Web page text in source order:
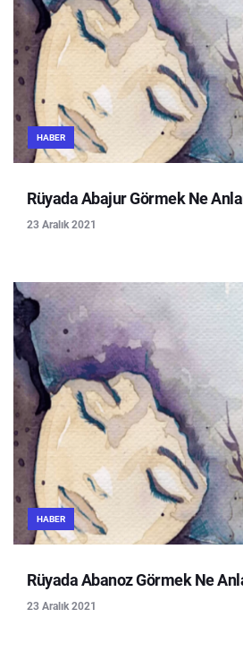
HABER
Rüyada Abajur Görmek Ne
23 Aralık 2021
HABER
Rüyada Abanoz Görmek Ne
23 Aralık 2021